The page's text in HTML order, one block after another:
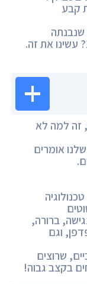
קבע
שנבנתה
במחשבה על שנת 2050 ולא על 1950? עשינו את זה.
זה למה לא
אומרים
ברורה,
וגם
שרוצים
בקצב גבוה!